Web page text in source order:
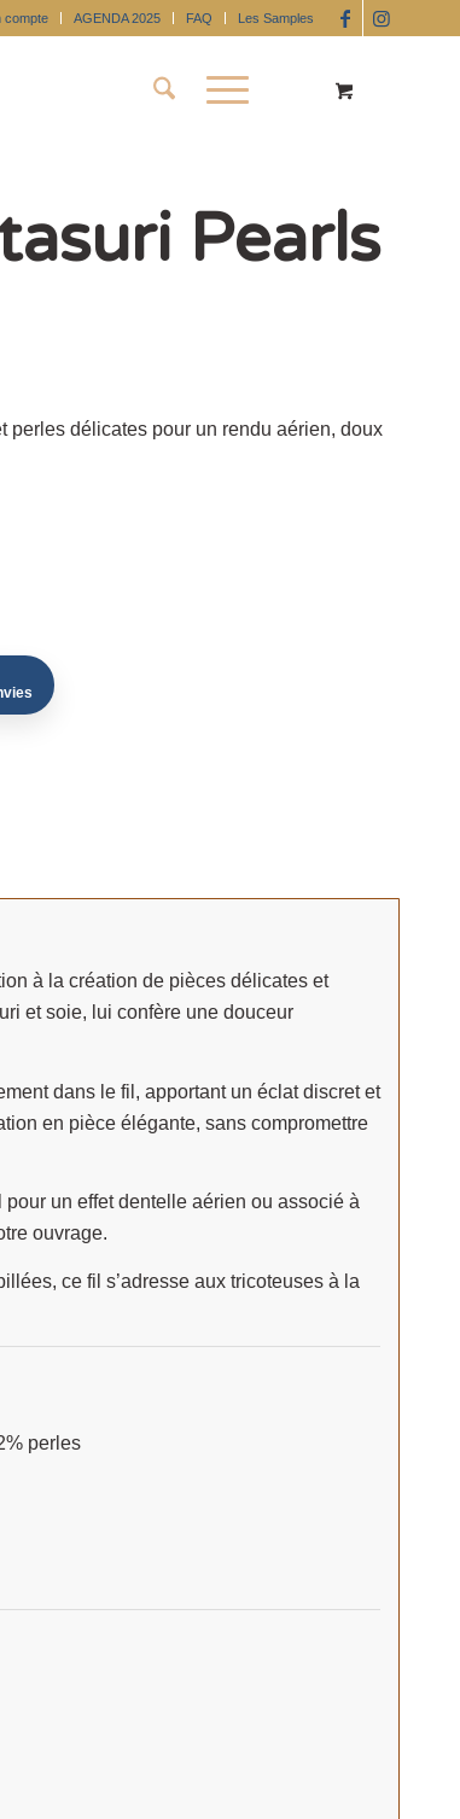
compte AGENDA 2025 FAQ Les Samples
Pearls
délicates pour un rendu aérien, doux
à la création de pièces délicates et
et soie, lui confère une douceur
dans le fil, apportant un éclat discret et
en pièce élégante, sans compromettre
un effet dentelle aérien ou associé à
ouvrage.
ce fil s’adresse aux tricoteuses à la
perles